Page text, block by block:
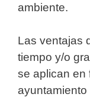
ambiente.
Las ventajas
tiempo y/o
se aplican en